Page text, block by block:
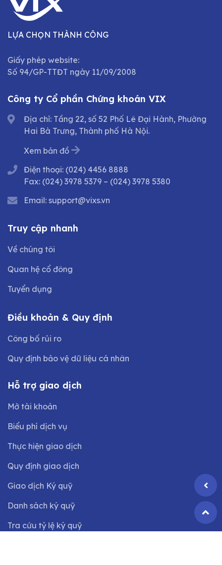
LỰA CHỌN THÀNH CÔNG
Giấy phép website:
Số 94/GP-TTĐT ngày 11/09/2008
Công ty Cổ phần Chứng khoán VIX
Địa chỉ: Tầng 22, số 52 Phố Lê Đại Hành, Phường
Hai Bà Trưng, Thành phố Hà Nội.
Xem bản đồ
Điện thoại: (024) 4456 8888
Fax: (024) 3978 5379 – (024) 3978 5380
Email: support@vixs.vn
Truy cập nhanh
Về chúng tôi
Quan hệ cổ đông
Tuyển dụng
Điều khoản & Quy định
Công bố rủi ro
Quy định bảo vệ dữ liệu cá nhân
Hỗ trợ giao dịch
Mở tài khoản
Biểu phí dịch vụ
Thực hiện giao dịch
Quy định giao dịch
Giao dịch Ký quỹ
Danh sách ký quỹ
Tra cứu tỷ lệ ký quỹ